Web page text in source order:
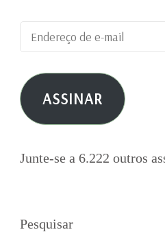
Endereço
de
e-
mail ASSINAR
Junte-se a 6.222 outros
Pesquisar